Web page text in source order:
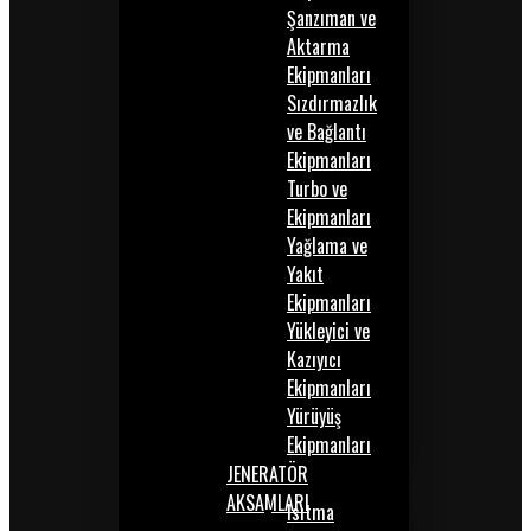
Şanzıman ve
Aktarma
Ekipmanları
Sızdırmazlık
ve Bağlantı
Ekipmanları
Turbo ve
Ekipmanları
Yağlama ve
Yakıt
Ekipmanları
Yükleyici ve
Kazıyıcı
Ekipmanları
Yürüyüş
Ekipmanları
JENERATÖR
AKSAMLARIIsıtma